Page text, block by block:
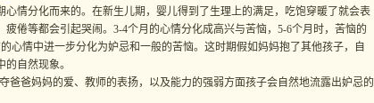
分化而来的。在新生儿期，婴儿得到了生理上的满足，吃饱穿暖了就会表
倦等都会引起哭闹。3-4个月的心情分化成高兴与苦恼，5-6个月时，苦恼的
心情中进一步分化为妒忌和一般的苦恼。这时期假如妈妈抱了其他孩子，自
自然现象。
爸妈妈的爱、教师的表扬，以及能力的强弱方面孩子会自然地流露出妒忌的